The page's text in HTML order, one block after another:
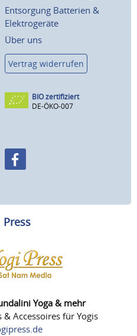
Entsorgung Batterien &
Elektrogeräte
Über uns
Vertrag widerrufen
BIO zertifiziert
DE-ÖKO-007
Press
Yoga & mehr
Accessoires für Yogis